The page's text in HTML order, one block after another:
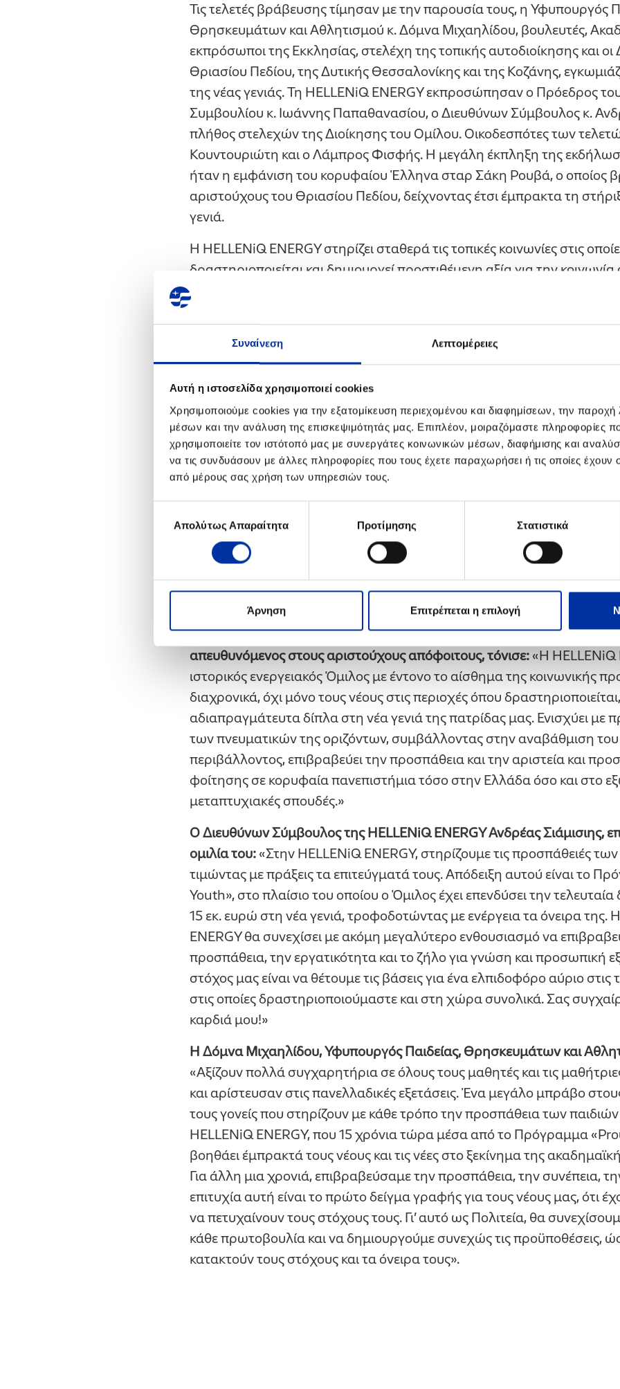
Συναίνεση Λεπτομέρειες
Αυτή η ιστοσελίδα χρησιμοποιεί cookies
Χρησιμοποιούμε cookies για την εξατομίκευση περιεχομένου και διαφημίσεων, την παροχή
μέσων και την ανάλυση της επισκεψιμότητάς μας. Επιπλέον, μοιραζόμαστε πληροφορίες
χρησιμοποιείτε τον ιστότοπό μας με συνεργάτες κοινωνικών μέσων, διαφήμισης και
να τις συνδυάσουν με άλλες πληροφορίες που τους έχετε παραχωρήσει ή τις οποίες έχουν
από μέρους σας χρήση των υπηρεσιών τους.
συγκατάθεσης
Απολύτως Απαραίτητα Προτίμησης Στατιστικά
Άρνηση Επιτρέπεται η επιλογή
Τις τελετές βράβευσης τίμησαν με την παρουσία τους, η Υφυπουργός
Θρησκευμάτων και Αθλητισμού κ. Δόμνα Μιχαηλίδου, βουλευτές,
εκπρόσωποι της Εκκλησίας, στελέχη της τοπικής αυτοδιοίκησης και
Θριασίου Πεδίου, της Δυτικής Θεσσαλονίκης και της Κοζάνης,
της νέας γενιάς. Τη HELLENiQ ENERGY εκπροσώπησαν ο Πρόεδρος του
Συμβουλίου κ. Ιωάννης Παπαθανασίου, ο Διευθύνων Σύμβουλος κ.
πλήθος στελεχών της Διοίκησης του Ομίλου. Οικοδεσπότες των
Κουντουριώτη και ο Λάμπρος Φισφής. Η μεγάλη έκπληξη της
ήταν η εμφάνιση του κορυφαίου Έλληνα σταρ Σάκη Ρουβά, ο οποίος
αριστούχους του Θριασίου Πεδίου, δείχνοντας έτσι έμπρακτα τη
γενιά.
Η HELLENiQ ENERGY στηρίζει σταθερά τις τοπικές κοινωνίες στις
δραστηριοποιείται και δημιουργεί προστιθέμενη αξία για την κοινωνία
αλληλεγγύης και βιωσιμότητας. Με το βλέμμα στραμμένο στη νέα
χρονιάς και οι οποίοι θα συνεχίσουν τις σπουδές τους στην
Επιπρόσθετα, μέσα στο καλοκαίρι, η HELLENiQ ENERGY στο πλαίσιο
«Proud of Youth», απένειμε 22 υποτροφίες σε αριστούχους
Πανεπιστημίου, οι οποίοι επιθυμούν να συνεχίσουν τις μεταπτυχιακές
διακεκριμένα Πανεπιστήμια των Ηνωμένων Πολιτειών, της Ευρώπης
μεταπτυχιακά προγράμματα αφορούν τομείς συναφείς με τη
HELLENiQ ENERGY, όπως οι τομείς Μηχανικής και Ενέργειας,
Προγράμματος Υποτροφιών έως σήμερα, έχουν δοθεί συνολικά 292
Με το Πρόγραμμα Εταιρικής Ευθύνης «Proud of Youth», η HELLENiQ
να βρίσκεται στο πλευρό της νέας γενιάς προσφέροντας ενέργεια για
κυνηγά τα όνειρά της και να κατακτά τους στόχους της.
Ο Πρόεδρος του Διοικητικού Συμβουλίου της HELLENiQ ENERGY
απευθυνόμενος στους αριστούχους απόφοιτους, τόνισε: «Η HELLENiQ
ιστορικός ενεργειακός Όμιλος με έντονο το αίσθημα της κοινωνικής
διαχρονικά, όχι μόνο τους νέους στις περιοχές όπου
αδιαπραγμάτευτα δίπλα στη νέα γενιά της πατρίδας μας. Ενισχύει με
των πνευματικών της οριζόντων, συμβάλλοντας στην αναβάθμιση του
περιβάλλοντος, επιβραβεύει την προσπάθεια και την αριστεία και
φοίτησης σε κορυφαία πανεπιστήμια τόσο στην Ελλάδα όσο και στο
μεταπτυχιακές σπουδές.»
Ο Διευθύνων Σύμβουλος της HELLENiQ ENERGY Ανδρέας Σιάμισιης,
ομιλία του:«Στην HELLENiQ ENERGY, στηρίζουμε τις προσπάθειές
τιμώντας με πράξεις τα επιτεύγματά τους. Απόδειξη αυτού είναι το
Youth», στο πλαίσιο του οποίου ο Όμιλος έχει επενδύσει την
15 εκ. ευρώ στη νέα γενιά, τροφοδοτώντας με ενέργεια τα όνειρα της.
ENERGY θα συνεχίσει με ακόμη μεγαλύτερο ενθουσιασμό να
προσπάθεια, την εργατικότητα και το ζήλο για γνώση και προσωπική
στόχος μας είναι να θέτουμε τις βάσεις για ένα ελπιδοφόρο αύριο στις
στις οποίες δραστηριοποιούμαστε και στη χώρα συνολικά. Σας
καρδιά μου!»
Η Δόμνα Μιχαηλίδου, Υφυπουργός Παιδείας, Θρησκευμάτων και
«Αξίζουν πολλά συγχαρητήρια σε όλους τους μαθητές και τις
και αρίστευσαν στις πανελλαδικές εξετάσεις. Ένα μεγάλο μπράβο
τους γονείς που στηρίζουν με κάθε τρόπο την προσπάθεια των
HELLENiQ ENERGY, που 15 χρόνια τώρα μέσα από το Πρόγραμμα
βοηθάει έμπρακτά τους νέους και τις νέες στο ξεκίνημα της
Για άλλη μια χρονιά, επιβραβεύσαμε την προσπάθεια, την συνέπεια,
επιτυχία αυτή είναι το πρώτο δείγμα γραφής για τους νέους μας, ότι
να πετυχαίνουν τους στόχους τους. Γι’ αυτό ως Πολιτεία, θα
κάθε πρωτοβουλία και να δημιουργούμε συνεχώς τις προϋποθέσεις,
κατακτούν τους στόχους και τα όνειρα τους».